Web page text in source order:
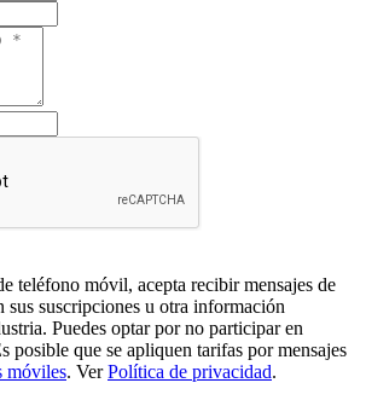
teléfono móvil, acepta recibir mensajes de
sus suscripciones u otra información
Puedes optar por no participar en
posible que se apliquen tarifas por mensajes
móviles. VerPolítica de privacidad.